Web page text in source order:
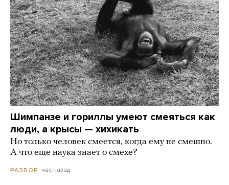
Шимпанзе и гориллы умеют смеяться как
люди, а крысы — хихикать
Но только человек смеется, когда ему не смешно.
А что еще наука знает о смехе?
РАЗБОР час назад